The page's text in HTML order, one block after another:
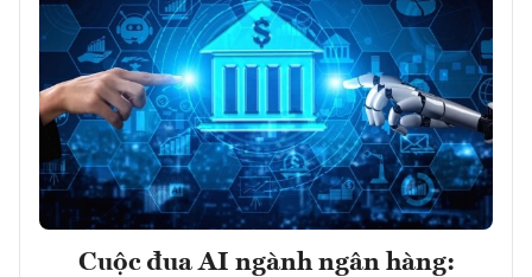
Cuộc đua AI ngành ngân hàng: